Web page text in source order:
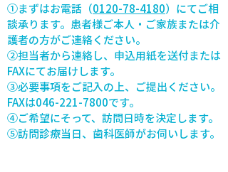
①まずはお電話（0120-78-4180）にてご相
談承ります。患者様ご本人・ご家族または介
護者の方がご連絡ください。
②担当者から連絡し、申込用紙を送付または
FAXにてお届けします。
③必要事項をご記入の上、ご提出ください。
FAXは046-221-7800です。
④ご希望にそって、訪問日時を決定します。
⑤訪問診療当日、歯科医師がお伺いします。